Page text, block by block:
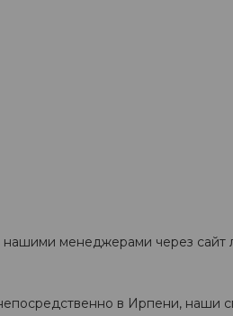
нашими менеджерами через сайт
в Ирпени, наши